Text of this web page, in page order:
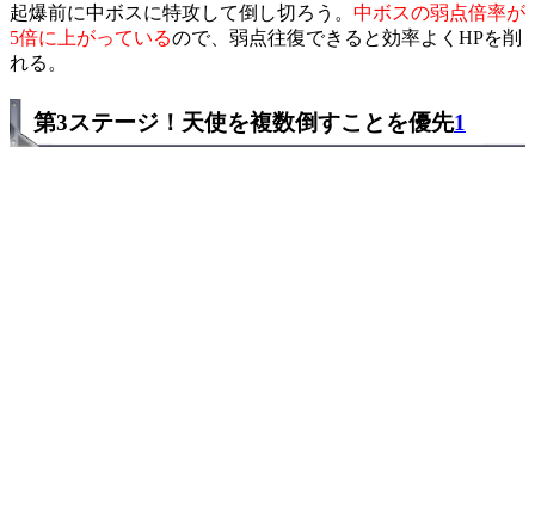
起爆前に中ボスに特攻して倒し切ろう。 中ボスの弱点倍率が
5倍に上がっているので、弱点往復できると効率よくHPを削
れる。
第3ステージ！天使を複数倒すことを優先1